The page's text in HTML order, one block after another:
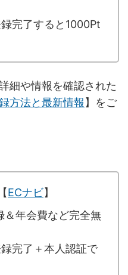
完了すると1000Pt
細や情報を確認された
方法と最新情報】をご
ECナビ】
＆年会費など完全無
完了＋本人認証で